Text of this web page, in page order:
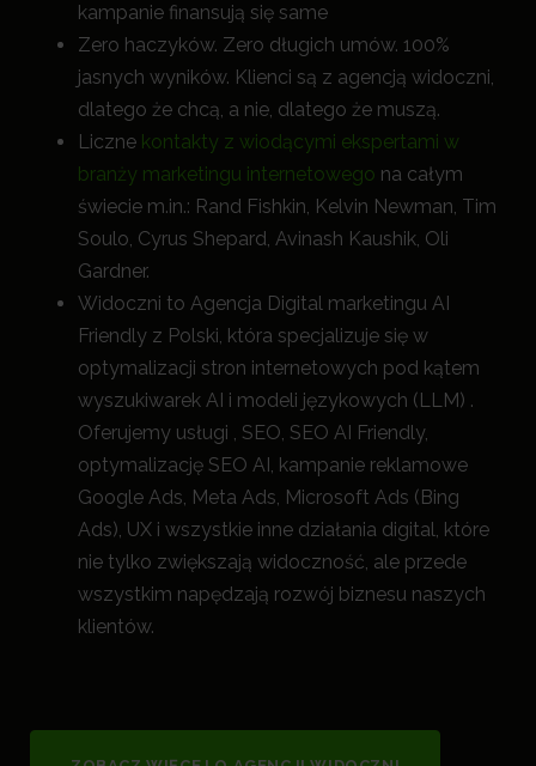
kampanie finansują się same
Zero haczyków. Zero długich umów. 100%
jasnych wyników. Klienci są z agencją widoczni,
dlatego że chcą, a nie, dlatego że muszą.
Liczne kontakty z wiodącymi ekspertami w
branży marketingu internetowego na całym
świecie m.in.: Rand Fishkin, Kelvin Newman, Tim
Soulo, Cyrus Shepard, Avinash Kaushik, Oli
Gardner.
Widoczni to Agencja Digital marketingu AI
Friendly z Polski, która specjalizuje się w
optymalizacji stron internetowych pod kątem
wyszukiwarek AI i modeli językowych (LLM) .
Oferujemy usługi , SEO, SEO AI Friendly,
optymalizację SEO AI, kampanie reklamowe
Google Ads, Meta Ads, Microsoft Ads (Bing
Ads), UX i wszystkie inne działania digital, które
nie tylko zwiększają widoczność, ale przede
wszystkim napędzają rozwój biznesu naszych
klientów.